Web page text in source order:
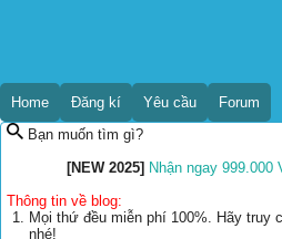
Home Đăng kí Yêu cầu
Forum
Bạn muốn tìm gì?
[NEW 2025] Nhận ngay
Thông tin về blog:
Mọi thứ đều miễn phí 100%. Hãy truy
nhé!